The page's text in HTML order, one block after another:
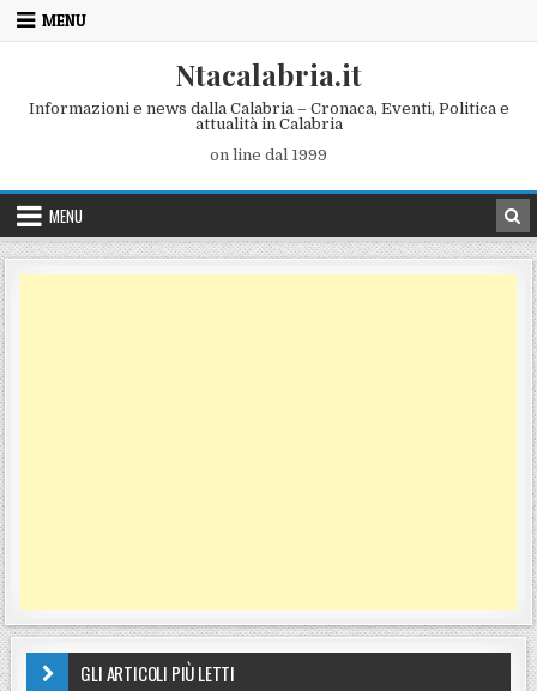
Skip to content
MENU
Ntacalabria.it
Informazioni e news dalla Calabria – Cronaca, Eventi, Politica e
attualità in Calabria
on line dal 1999
MENU
GLI ARTICOLI PIÙ LETTI